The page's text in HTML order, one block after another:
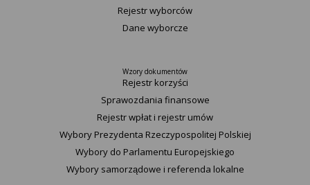
Rejestr wyborców
Dane wyborcze
Wzory dokumentów
Rejestr korzyści
Sprawozdania finansowe
Rejestr wpłat i rejestr umów
Wybory Prezydenta Rzeczypospolitej Polskiej
Wybory do Parlamentu Europejskiego
Wybory samorządowe i referenda lokalne